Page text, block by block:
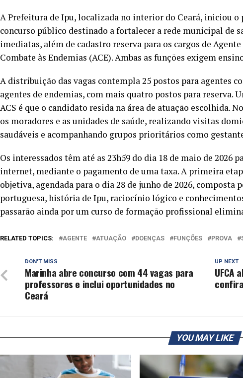
A Prefeitura de Ipu, localizada no interior do Ceará, iniciou o
concurso público destinado a fortalecer a rede municipal de
imediatas, além de cadastro reserva para os cargos de
Combate às Endemias (ACE). Ambas as funções exigem
A distribuição das vagas contempla 25 postos para agentes
agentes de endemias, com mais quatro postos para reserva.
ACS é que o candidato resida na área de atuação escolhida.
os moradores e as unidades de saúde, realizando visitas
saudáveis e acompanhando grupos prioritários como
Os interessados têm até as 23h59 do dia 18 de maio de
internet, mediante o pagamento de uma taxa. A primeira
objetiva, agendada para o dia 28 de junho de 2026, composta
portuguesa, história de Ipu, raciocínio lógico e
passarão ainda por um curso de formação profissional
RELATED TOPICS: AGENTE ATUAÇÃO DOENÇAS FUNÇÕES PROVA
UP NEXT
UFCA
DON'T MISS
Marinha abre concurso com 44 vagas para
professores e inclui oportunidades no
Ceará
YOU MAY LIKE